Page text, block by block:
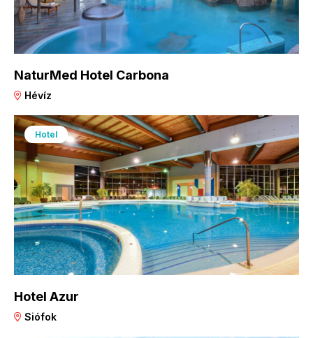
NaturMed Hotel Carbona
Hévíz
Hotel
Hotel Azur
Siófok